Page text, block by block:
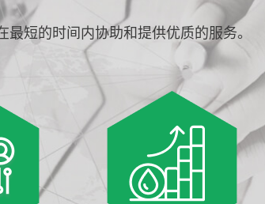
短的时间内协助和提供优质的服务。